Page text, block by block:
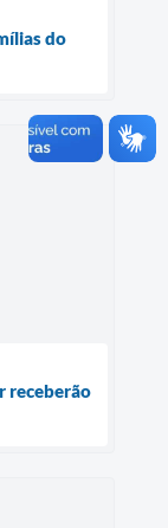
do
receberão